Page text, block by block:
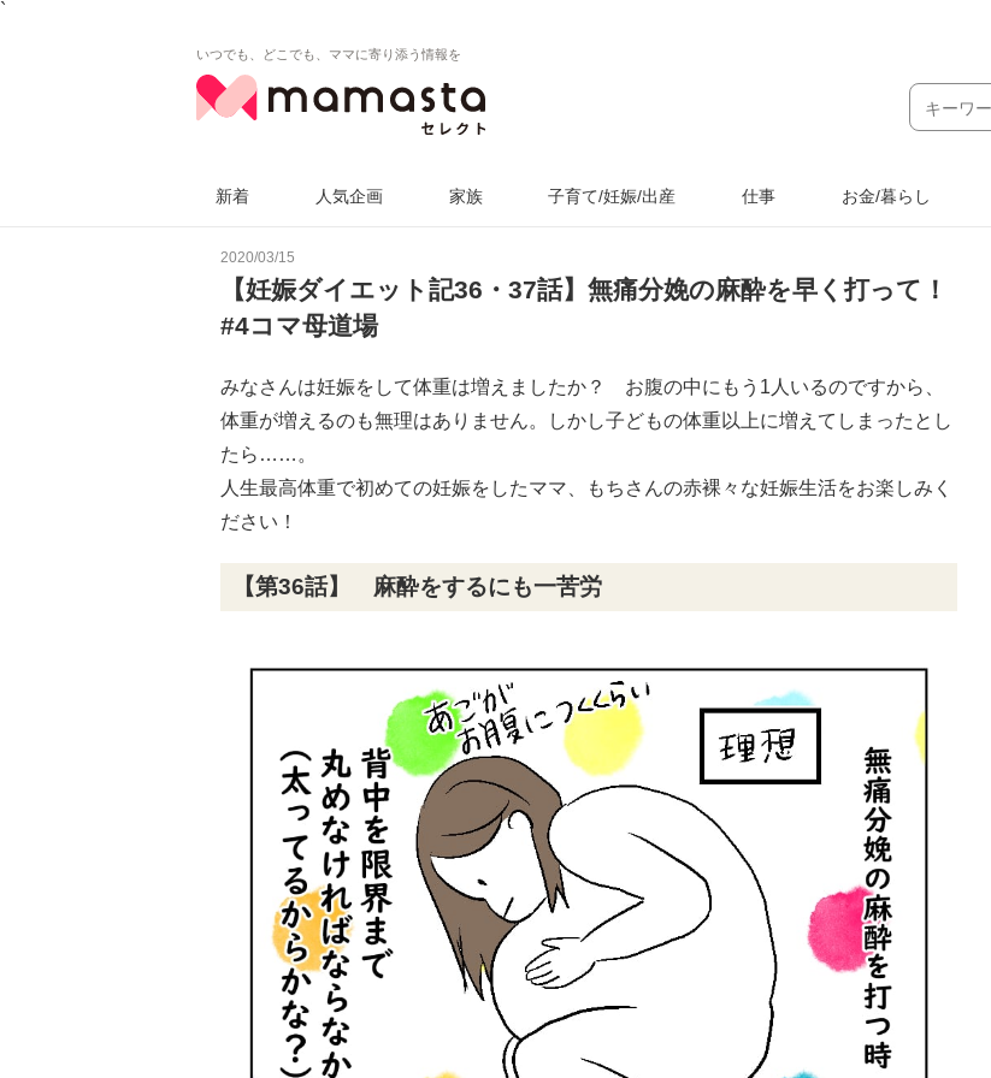
`
いつでも、どこでも、ママに寄り添う情報を
新着 人気企画 家族 子育て/妊娠/出産 仕事 お金/暮らし
2020/03/15
【妊娠ダイエット記36・37話】無痛分娩の麻酔を早く打って！
#4コマ母道場
みなさんは妊娠をして体重は増えましたか？ お腹の中にもう1人いるのですから、
体重が増えるのも無理はありません。しかし子どもの体重以上に増えてしまったとし
たら……。
人生最高体重で初めての妊娠をしたママ、もちさんの赤裸々な妊娠生活をお楽しみく
ださい！
【第36話】 麻酔をするにも一苦労